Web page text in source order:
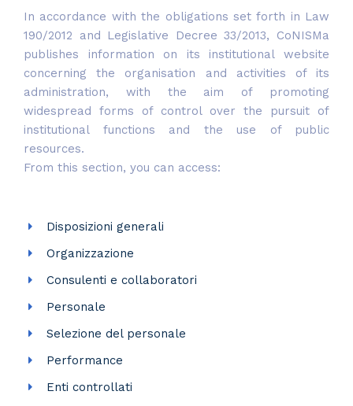
In accordance with the obligations set forth in Law
190/2012 and Legislative Decree 33/2013, CoNISMa
publishes information on its institutional website
concerning the organisation and activities of its
administration, with the aim of promoting
widespread forms of control over the pursuit of
institutional functions and the use of public
resources.
From this section, you can access:
Disposizioni generali
Organizzazione
Consulenti e collaboratori
Personale
Selezione del personale
Performance
Enti controllati